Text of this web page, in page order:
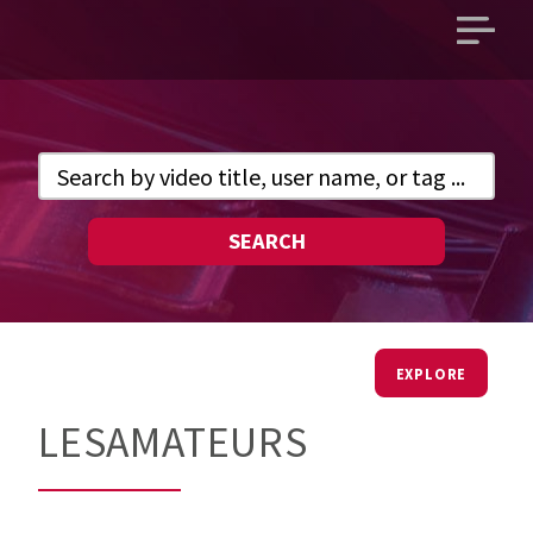
Open
SEARCH
EXPLORE
LESAMATEURS